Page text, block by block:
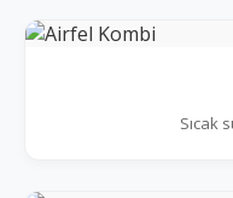
Sıcak